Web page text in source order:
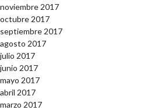
noviembre 2017
octubre 2017
septiembre 2017
agosto 2017
julio 2017
junio 2017
mayo 2017
abril 2017
marzo 2017